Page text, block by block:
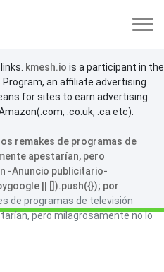
kmesh.io is a participant in the
an affiliate advertising
for sites to earn advertising
.co.uk, .ca etc).
remakes de programas de
apestarían, pero
-Anuncio publicitario-
|| []).push({}); por
de programas de televisión
pero milagrosamente no lo